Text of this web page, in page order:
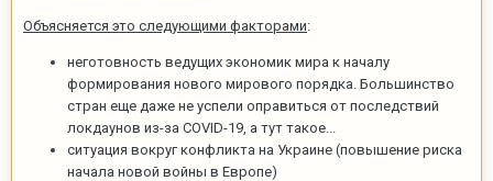
Объясняется это следующими факторами:
неготовность ведущих экономик мира к началу
формирования нового мирового порядка. Большинство
стран еще даже не успели оправиться от последствий
локдаунов из-за COVID-19, а тут такое...
ситуация вокруг конфликта на Украине (повышение риска
начала новой войны в Европе)